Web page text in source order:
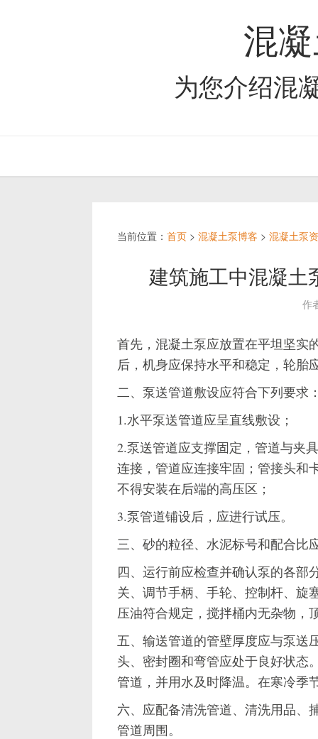
混
为您介绍混
当前位置： 首页 > 混凝土泵博客 > 混凝土泵
建筑施工中混凝土
作
首先，混凝土泵应放置在平坦坚实
后，机身应保持水平和稳定，轮胎
二、泵送管道敷设应符合下列要求
1.水平泵送管道应呈直线敷设；
2.泵送管道应支撑固定，管道与夹
连接，管道应连接牢固；管接头和
不得安装在后端的高压区；
3.泵管道铺设后，应进行试压。
三、砂的粒径、水泥标号和配合比
四、运行前应检查并确认泵的各部
关、调节手柄、手轮、控制杆、旋
压油符合规定，搅拌桶内无杂物，
五、输送管道的管壁厚度应与泵送
头、密封圈和弯管应处于良好状态
管道，并用水及时降温。在寒冷季
六、应配备清洗管道、清洗用品、
管道周围。